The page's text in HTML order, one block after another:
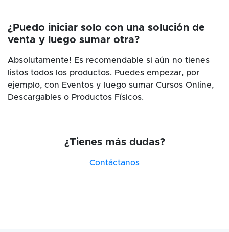
¿Puedo iniciar solo con una solución de
venta y luego sumar otra?
Absolutamente! Es recomendable si aún no tienes
listos todos los productos. Puedes empezar, por
ejemplo, con Eventos y luego sumar Cursos Online,
Descargables o Productos Físicos.
¿Tienes más dudas?
Contáctanos